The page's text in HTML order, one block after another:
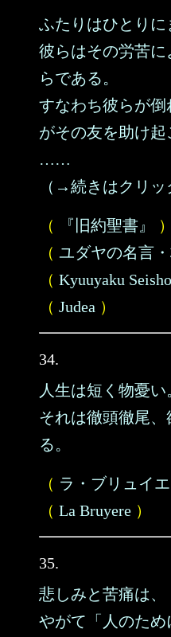
ふたりはひとりに
彼らはその労苦
らである。
すなわち彼らが倒
がその友を助け起
……
（→続きはクリッ
（ 『旧約聖書』
）
（ ユダヤの名言
（ Kyuuyaku Seisho
（ Judea ）
34.
人生は短く物憂い
それは徹頭徹尾
る。
（ ラ・ブリュイ
（ La Bruyere ）
35.
悲しみと苦痛は、
やがて「人のた